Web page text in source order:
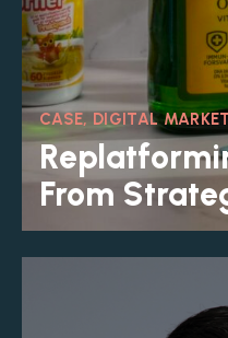
CASE, DIGITAL
From